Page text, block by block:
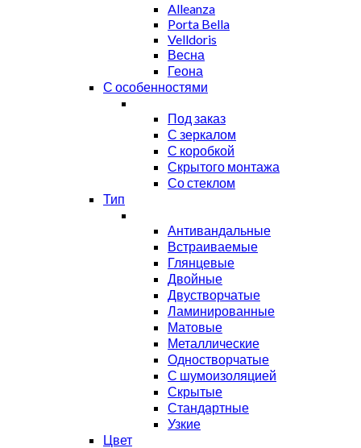
Alleanza
Porta Bella
Velldoris
Весна
Геона
С особенностями
Под заказ
С зеркалом
С коробкой
Скрытого монтажа
Со стеклом
Тип
Антивандальные
Встраиваемые
Глянцевые
Двойные
Двустворчатые
Ламинированные
Матовые
Металлические
Одностворчатые
С шумоизоляцией
Скрытые
Стандартные
Узкие
Цвет